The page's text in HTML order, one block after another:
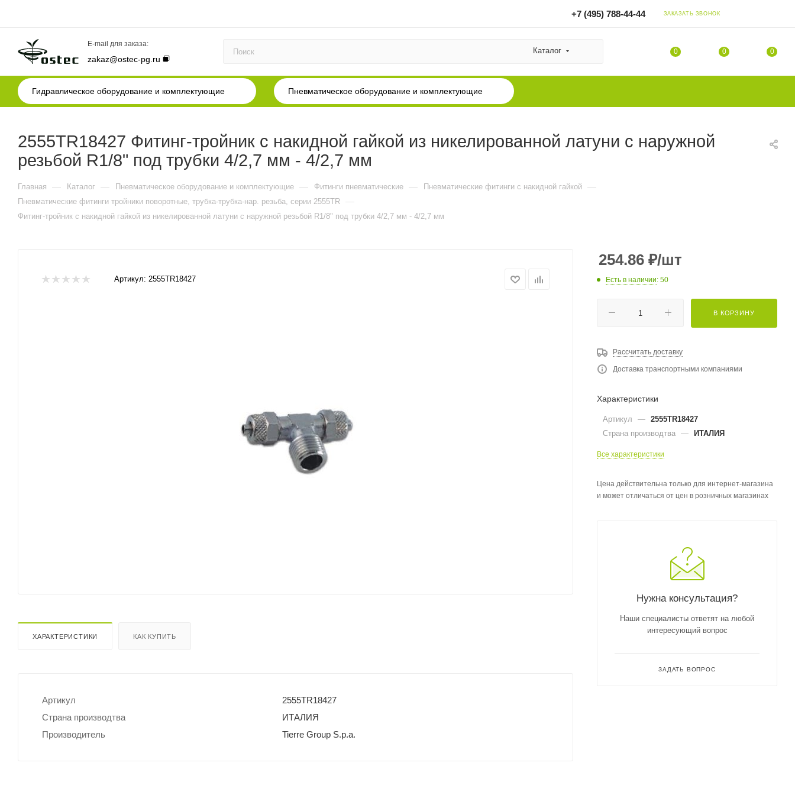
+7 (495) 788-44-44 ЗАКАЗАТЬ ЗВОНОК
E-mail для заказа:
zakaz@ostec-pg.ru
Каталог 0 0 0
Гидравлическое оборудование и комплектующие Пневматическое оборудование и комплектующие
2555TR18427 Фитинг-тройник с накидной гайкой из никелированной латуни с наружной
резьбой R1/8" под трубки 4/2,7 мм - 4/2,7 мм
Главная — Каталог — Пневматическое оборудование и комплектующие — Фитинги пневматические — Пневматические фитинги с накидной гайкой —
Пневматические фитинги тройники поворотные, трубка-трубка-нар. резьба, серии 2555TR —
Фитинг-тройник с накидной гайкой из никелированной латуни с наружной резьбой R1/8" под трубки 4/2,7 мм - 4/2,7 мм
Артикул: 2555TR18427
ХАРАКТЕРИСТИКИ КАК КУПИТЬ
Артикул
2555TR18427
Страна производтва
ИТАЛИЯ
Производитель
Tierre Group S.p.a.
254.86 ₽/шт
Есть в наличии: 50
В КОРЗИНУ
Рассчитать доставку
Доставка транспортными компаниями
Характеристики
Артикул — 2555TR18427
Страна производтва — ИТАЛИЯ
Все характеристики
Цена действительна только для интернет-магазина
и может отличаться от цен в розничных магазинах
Нужна консультация?
Наши специалисты ответят на любой
интересующий вопрос
ЗАДАТЬ ВОПРОС